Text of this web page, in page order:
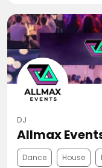
DJ
Allmax
Dance House